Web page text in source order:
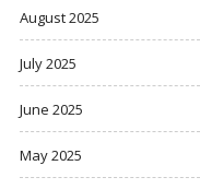
August 2025
July 2025
June 2025
May 2025